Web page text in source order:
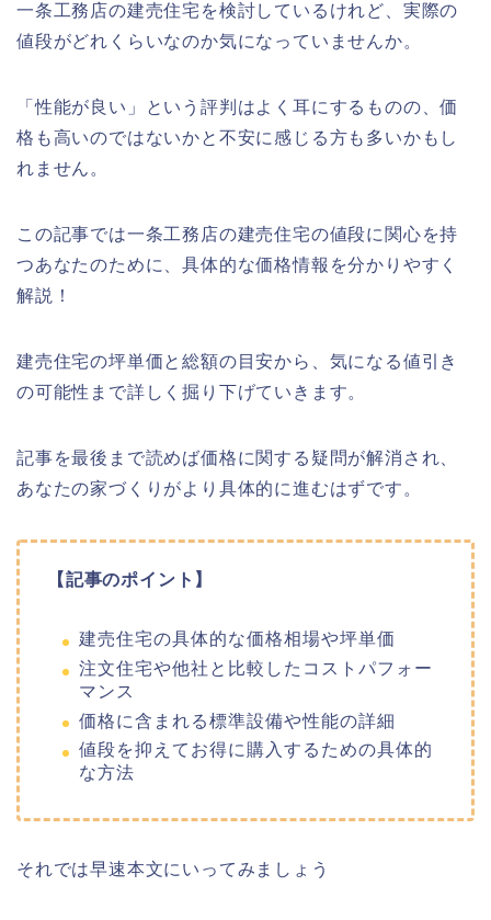
一条工務店の建売住宅を検討しているけれど、実際の
値段がどれくらいなのか気になっていませんか。
「性能が良い」という評判はよく耳にするものの、価
格も高いのではないかと不安に感じる方も多いかもし
れません。
この記事では一条工務店の建売住宅の値段に関心を持
つあなたのために、具体的な価格情報を分かりやすく
解説！
建売住宅の坪単価と総額の目安から、気になる値引き
の可能性まで詳しく掘り下げていきます。
記事を最後まで読めば価格に関する疑問が解消され、
あなたの家づくりがより具体的に進むはずです。
【記事のポイント】
建売住宅の具体的な価格相場や坪単価
注文住宅や他社と比較したコストパフォー
マンス
価格に含まれる標準設備や性能の詳細
値段を抑えてお得に購入するための具体的
な方法
それでは早速本文にいってみましょう